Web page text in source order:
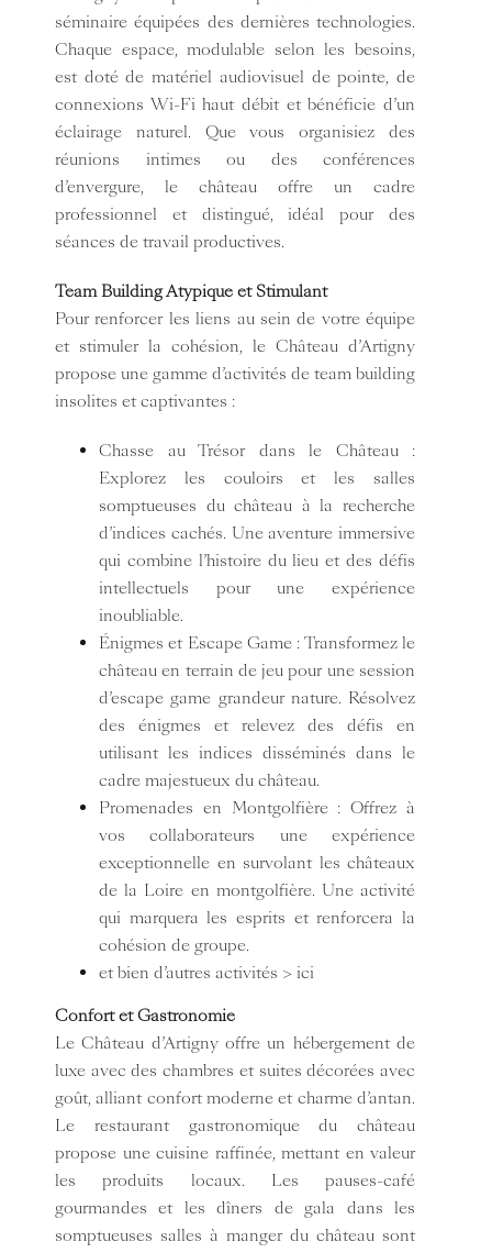
séminaire équipées des dernières technologies.
Chaque espace, modulable selon les besoins,
est doté de matériel audiovisuel de pointe, de
connexions Wi-Fi haut débit et bénéficie d’un
éclairage naturel. Que vous organisiez des
réunions intimes ou des conférences
d’envergure, le château offre un cadre
professionnel et distingué, idéal pour des
séances de travail productives.
Team Building Atypique et Stimulant
Pour renforcer les liens au sein de votre équipe
et stimuler la cohésion, le Château d’Artigny
propose une gamme d’activités de team building
insolites et captivantes :
Chasse au Trésor dans le Château :
Explorez les couloirs et les salles
somptueuses du château à la recherche
d’indices cachés. Une aventure immersive
qui combine l’histoire du lieu et des défis
intellectuels pour une expérience
inoubliable.
Énigmes et Escape Game : Transformez le
château en terrain de jeu pour une session
d’escape game grandeur nature. Résolvez
des énigmes et relevez des défis en
utilisant les indices disséminés dans le
cadre majestueux du château.
Promenades en Montgolfière : Offrez à
vos collaborateurs une expérience
exceptionnelle en survolant les châteaux
de la Loire en montgolfière. Une activité
qui marquera les esprits et renforcera la
cohésion de groupe.
et bien d’autres activités > ici
Confort et Gastronomie
Le Château d’Artigny offre un hébergement de
luxe avec des chambres et suites décorées avec
goût, alliant confort moderne et charme d’antan.
Le restaurant gastronomique du château
propose une cuisine raffinée, mettant en valeur
les produits locaux. Les pauses-café
gourmandes et les dîners de gala dans les
somptueuses salles à manger du château sont